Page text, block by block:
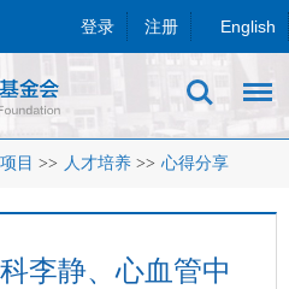
登录 注册 English
目 >> 人才培养 >> 心得分享
李静、心血管中